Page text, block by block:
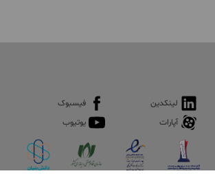
لینکدین
فیسبوک
آپارات یوتیوب